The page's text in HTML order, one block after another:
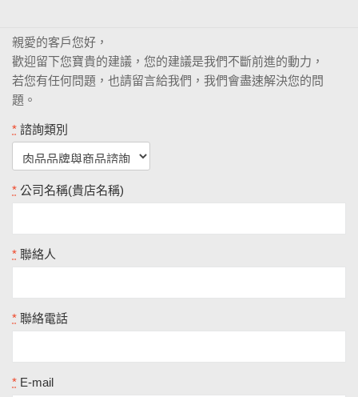
親愛的客戶您好，
歡迎留下您寶貴的建議，您的建議是我們不斷前進的動力，
若您有任何問題，也請留言給我們，我們會盡速解決您的問
題。
* 諮詢類別
* 公司名稱(貴店名稱)
* 聯絡人
* 聯絡電話
* E-mail